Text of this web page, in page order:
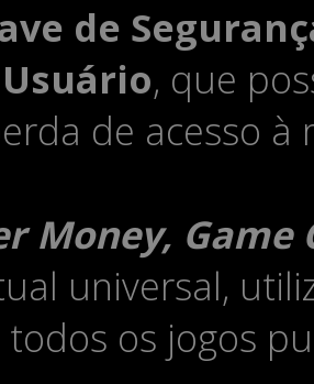
de
, que
de acesso à
Money, Game
universal,
os jogos